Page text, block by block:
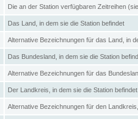
Die an der Station verfügbaren Zeitreihen
Das Land, in dem sie die Station befindet
Alternative Bezeichnungen für das Land, in
Das Bundesland, in dem sie die Station
Alternative Bezeichnungen für das
Der Landkreis, in dem sie die Station befindet
Alternative Bezeichnungen für den